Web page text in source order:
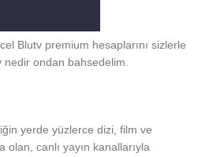
Blutv premium hesaplarını sizlerle
nedir ondan bahsedelim.
yerde yüzlerce dizi, film ve
canlı yayın kanallarıyla